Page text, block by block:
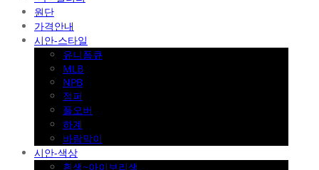
원단
가격안내
시안-스타일
유니폼큐
MLB
NPB
점퍼
풀오버
하계
바람막이
시안-색상
흰색~아이보리색